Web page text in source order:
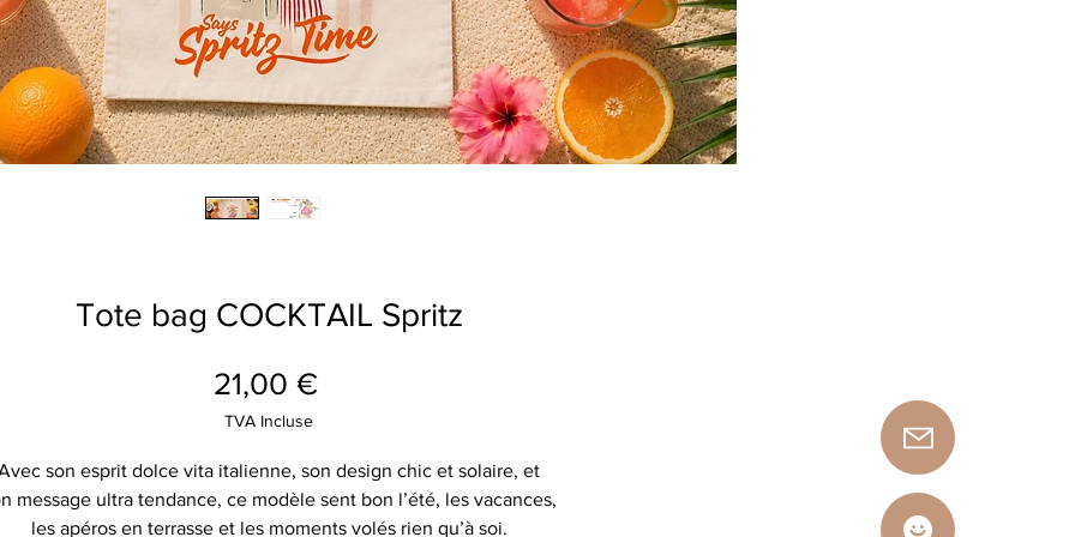
Tote bag COCKTAIL Spritz
21,00 €Prix
TVA Incluse
son esprit dolce vita italienne, son design chic et solaire, et
message ultra tendance, ce modèle sent bon l’été, les vacances,
les apéros en terrasse et les moments volés rien qu’à soi.